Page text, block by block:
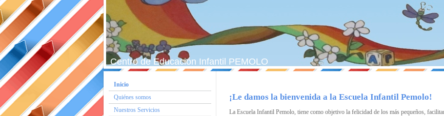
Centro de Educación Infantil PEMOLO
Inicio
Quiénes somos
Nuestros Servicios
¡Le damos la bienvenida a la Escuela Infantil Pemolo!
La Escuela Infantil Pemolo, tiene como objetivo la felicidad de los más pequeños,